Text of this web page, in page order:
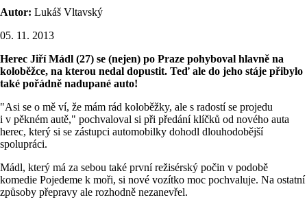
Autor: Lukáš Vltavský
05. 11. 2013
Herec Jiří Mádl (27) se (nejen) po Praze pohyboval hlavně na
koloběžce, na kterou nedal dopustit. Teď ale do jeho stáje přibylo
také pořádně nadupané auto!
"Asi se o mě ví, že mám rád koloběžky, ale s radostí se projedu
i v pěkném autě," pochvaloval si při předání klíčků od nového auta
herec, který si se zástupci automobilky dohodl dlouhodobější
spolupráci.
Mádl, který má za sebou také první režisérský počin v podobě
komedie Pojedeme k moři, si nové vozítko moc pochvaluje. Na ostatní
způsoby přepravy ale rozhodně nezanevřel.